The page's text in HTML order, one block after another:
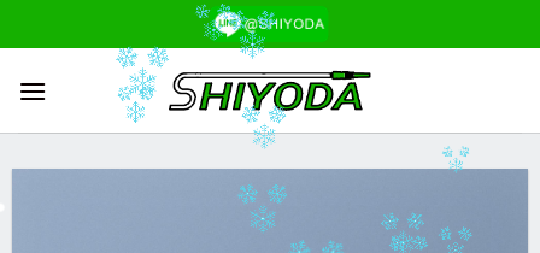
ไป
เนื้อหา